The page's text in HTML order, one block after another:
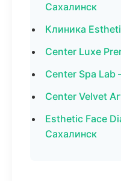
Сахалинск
Клиника
Center Luxe
Center Spa
Center Velvet
Esthetic Face
Сахалинск